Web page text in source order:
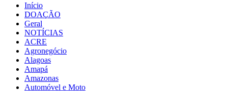
Início
DOAÇÃO
Geral
NOTÍCIAS
ACRE
Agronegócio
Alagoas
Amapá
Amazonas
Automóvel e Moto